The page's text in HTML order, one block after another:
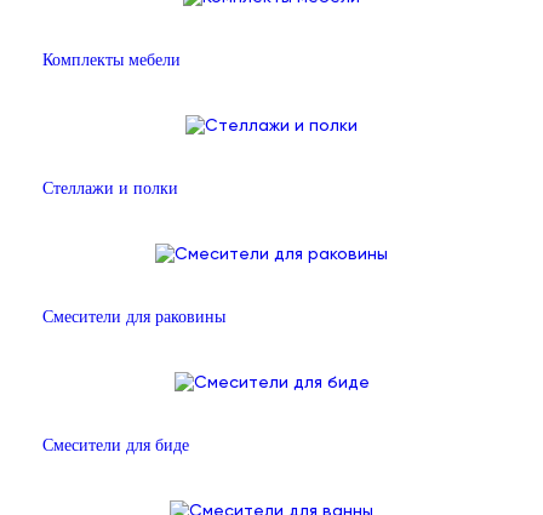
Комплекты мебели
Стеллажи и полки
Смесители для раковины
Смесители для биде